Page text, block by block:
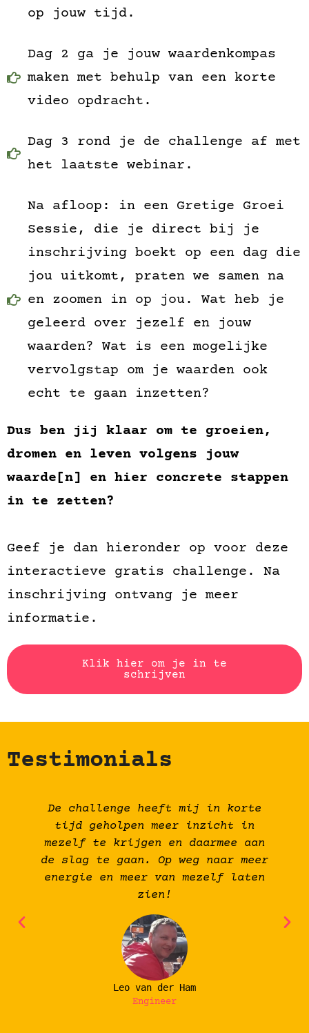
op jouw tijd.
Dag 2 ga je jouw waardenkompas
maken met behulp van een korte
video opdracht.
Dag 3 rond je de challenge af met
het laatste webinar.
Na afloop: in een Gretige Groei
Sessie, die je direct bij je
inschrijving boekt op een dag die
jou uitkomt, praten we samen na
en zoomen in op jou. Wat heb je
geleerd over jezelf en jouw
waarden? Wat is een mogelijke
vervolgstap om je waarden ook
echt te gaan inzetten?
Dus ben jij klaar om te groeien,
dromen en leven volgens jouw
waarde[n] en hier concrete stappen
in te zetten?
Geef je dan hieronder op voor deze
interactieve gratis challenge. Na
inschrijving ontvang je meer
informatie.
Klik hier om je in te
schrijven
Testimonials
De challenge heeft mij in korte
tijd geholpen meer inzicht in
mezelf te krijgen en daarmee aan
de slag te gaan. Op weg naar meer
energie en meer van mezelf laten
zien!
Leo van der Ham
Engineer